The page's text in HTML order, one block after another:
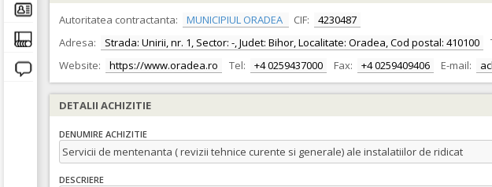
Autoritatea contractanta:
MUNICIPIUL ORADEA CIF:
4230487
Adresa:
Strada: Unirii, nr. 1, Sector: -, Judet: Bihor, Localitate: Oradea, Cod postal: 410100
Website:
https://www.oradea.ro Tel: +4 0259437000 Fax: +4 0259409406 E-mail:
DETALII ACHIZITIE
DENUMIRE ACHIZITIE
Servicii de mentenanta ( revizii tehnice curente si generale) ale instalatiilor de ridicat
DESCRIERE